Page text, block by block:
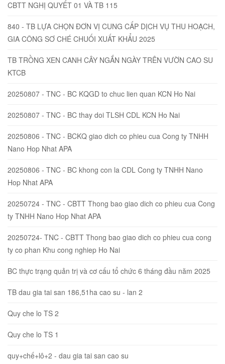
CBTT NGHỊ QUYẾT 01 VÀ TB 115
840 - TB LỰA CHỌN ĐƠN VỊ CUNG CẤP DỊCH VỤ THU HOẠCH,
GIA CÔNG SƠ CHÉ CHUỐI XUẤT KHẨU 2025
TB TRỒNG XEN CANH CÂY NGẮN NGÀY TRÊN VƯỜN CAO SU
KTCB
20250807 - TNC - BC KQGD to chuc lien quan KCN Ho Nai
20250807 - TNC - BC thay doi TLSH CDL KCN Ho Nai
20250806 - TNC - BCKQ giao dich co phieu cua Cong ty TNHH
Nano Hop Nhat APA
20250806 - TNC - BC khong con la CDL Cong ty TNHH Nano
Hop Nhat APA
20250724 - TNC - CBTT Thong bao giao dich co phieu cua Cong
ty TNHH Nano Hop Nhat APA
20250724- TNC - CBTT Thong bao giao dich co phieu cua cong
ty co phan Khu cong nghiep Ho Nai
BC thực trạng quản trị và cơ cấu tổ chức 6 tháng đầu năm 2025
TB dau gia tai san 186,51ha cao su - lan 2
Quy che lo TS 2
Quy che lo TS 1
quy+chế+lô+2 - dau gia tai san cao su